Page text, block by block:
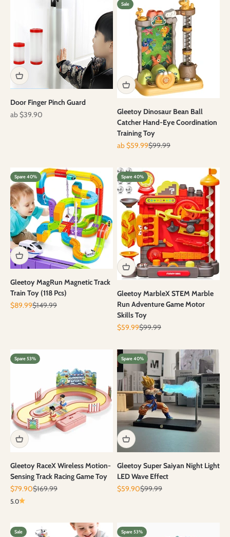
Door Finger Pinch Guard
Angebot
ab $39.90
Sale
Gleetoy Dinosaur Bean Ball
Catcher Hand-Eye Coordination
Training Toy
Angebot
ab $59.99Regulärer Preis
$99.99
Spare 40%
Gleetoy MagRun Magnetic Track
Train Toy (118 Pcs)
Angebot
$89.99Regulärer Preis
$149.99
Spare 40%
Gleetoy MarbleX STEM Marble
Run Adventure Game Motor
Skills Toy
Angebot
$59.99Regulärer Preis
$99.99
Spare 53%
Gleetoy RaceX Wireless Motion-
Sensing Track Racing Game Toy
Angebot
$79.90Regulärer Preis
$169.99
5.0
Spare 40%
Gleetoy Super Saiyan Night Light
LED Wave Effect
Angebot
$59.90Regulärer Preis
$99.99
Sale Spare 53%